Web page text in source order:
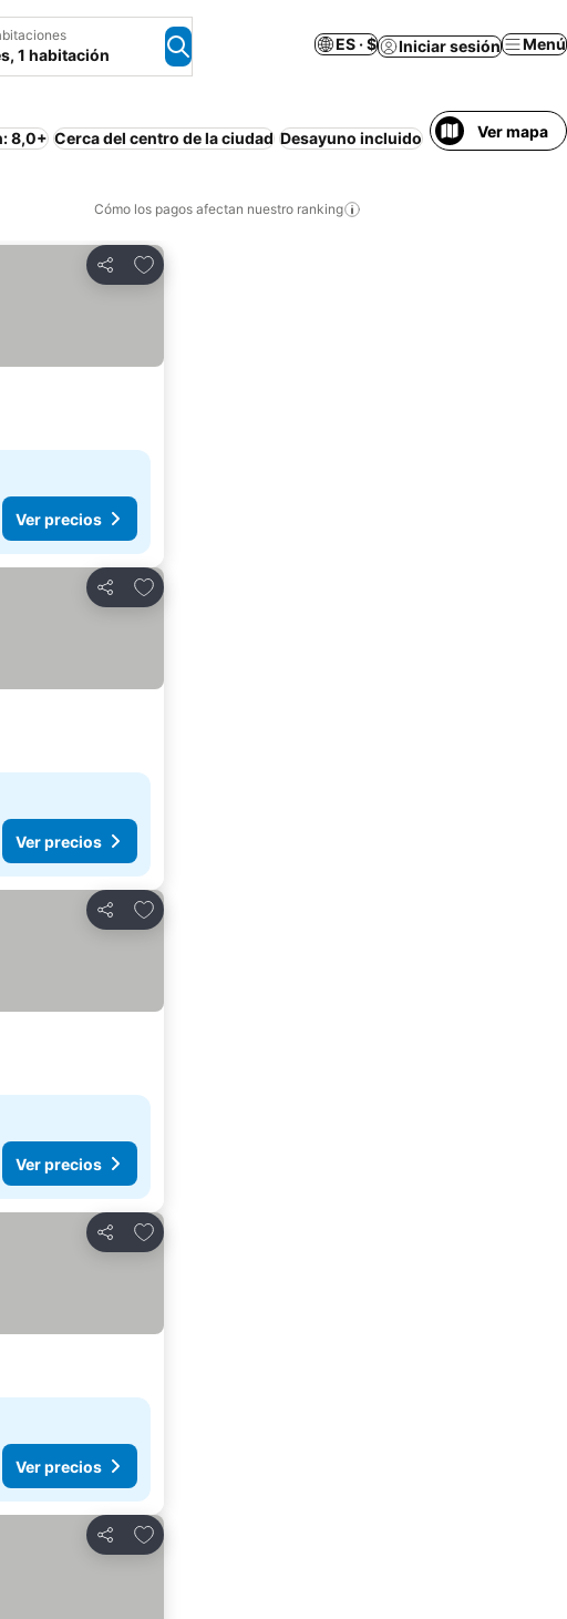
1 habitación
ES · $ Iniciar sesión Menú
8,0+ Cerca del centro de la ciudad Desayuno incluido Apartamento
Ver mapa
Cómo los pagos afectan nuestro ranking
Compartir
Agregar a favoritos
Ver precios
Compartir
Agregar a favoritos
Ver precios
Compartir
Agregar a favoritos
Ver precios
Compartir
Agregar a favoritos
Ver precios
Compartir
Agregar a favoritos